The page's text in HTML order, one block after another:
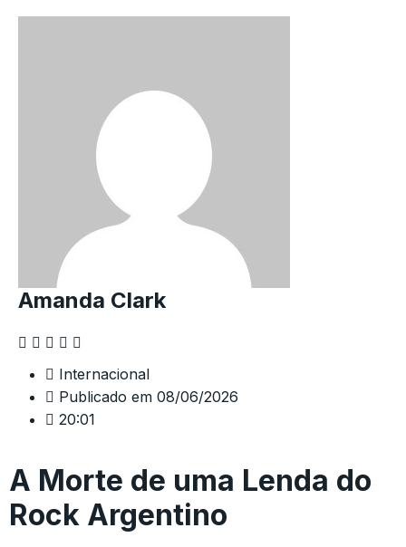
Amanda Clark
Internacional
Publicado em 08/06/2026
20:01
A Morte de uma Lenda do
Rock Argentino